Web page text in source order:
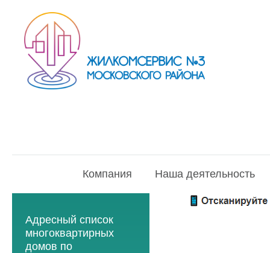
Компания Наша деятельность
Адресный список
многоквартирных
домов по